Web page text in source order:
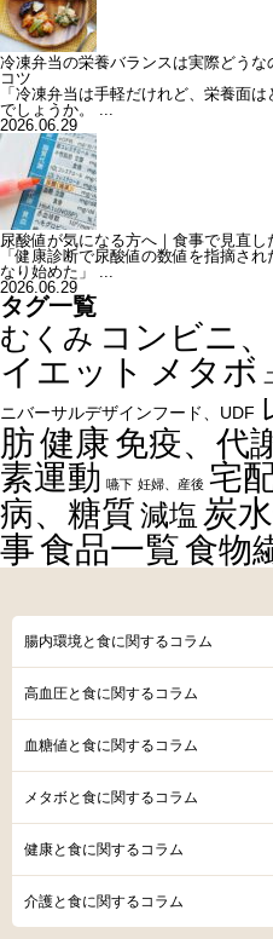
冷凍弁当の栄養バランスは実際どう
コツ
「冷凍弁当は手軽だけれど、栄養面
でしょうか。 ...
2026.06.29
尿酸値が気になる方へ｜食事で見直し
「健康診断で尿酸値の数値を指摘さ
なり始めた」 ...
2026.06.29
タグ一覧
むくみ コンビニ
イエット メタボ
ニバーサルデザインフード、UDF
肪健康免疫、代
素運動 嚥下 妊婦、産後 宅
病、糖質減塩 炭
事食品一覧食物
腸内環境と食に関するコラム
高血圧と食に関するコラム
血糖値と食に関するコラム
メタボと食に関するコラム
健康と食に関するコラム
介護と食に関するコラム